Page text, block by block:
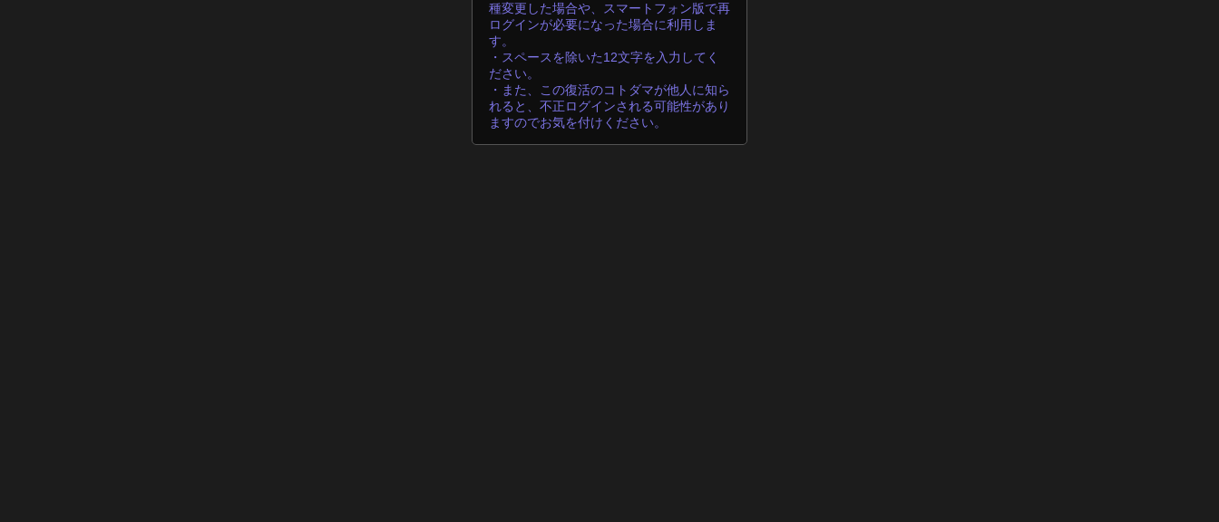
種変更した場合や、スマートフォン版で再
ログインが必要になった場合に利用しま
す。
・スペースを除いた12文字を入力してく
ださい。
・また、この復活のコトダマが他人に知ら
れると、不正ログインされる可能性があり
ますのでお気を付けください。